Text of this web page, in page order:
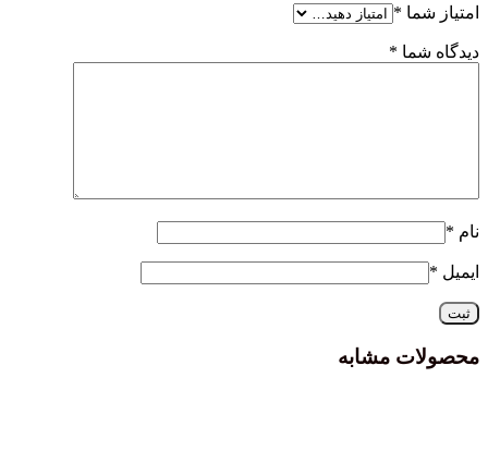
امتیاز شما*
دیدگاه شما*
نام*
ایمیل *
محصولات مشابه